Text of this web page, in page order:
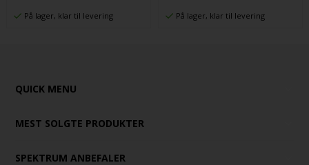
På lager, klar til levering På lager, klar til levering
QUICK MENU
MEST SOLGTE PRODUKTER
SPEKTRUM ANBEFALER